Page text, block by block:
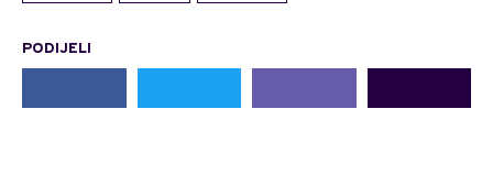
PODIJELI